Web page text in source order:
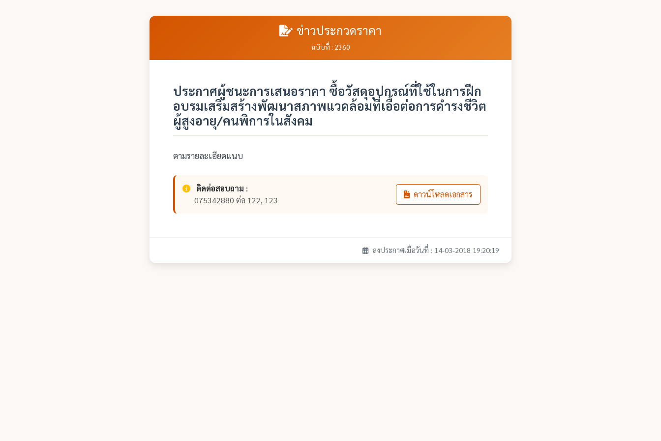
ข่าวประกวดราคา
ฉบับที่ : 2360
ประกาศผู้ชนะการเสนอราคา ซื้อวัสดุอุปกรณ์ที่ใช้ในการฝึก
อบรมเสริมสร้างพัฒนาสภาพแวดล้อมที่เอื้อต่อการดำรงชีวิต
ผู้สูงอายุ/คนพิการในสังคม
ตามรายละเอียดแนบ
ติดต่อสอบถาม :
075342880 ต่อ 122, 123
ดาวน์โหลดเอกสาร
ลงประกาศเมื่อวันที่ : 14-03-2018 19:20:19